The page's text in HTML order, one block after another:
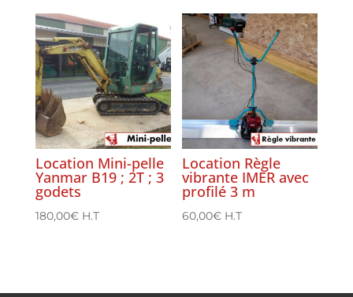
Location Mini-pelle
Yanmar B19 ; 2T ; 3
godets
180,00€ H.T
Location Règle
vibrante IMER avec
profilé 3 m
60,00€ H.T